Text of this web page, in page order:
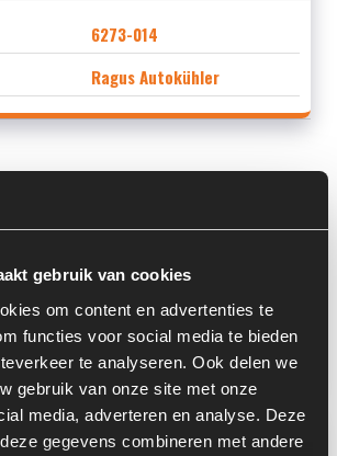
gebruik van cookies
om content en advertenties te
functies voor social media te bieden
te analyseren. Ook delen we
gebruik van onze site met onze
media, adverteren en analyse. Deze
gegevens combineren met andere
6273-014
Ragus Autokühler
0,54 x 0,65 x 0,153 m
Nederland